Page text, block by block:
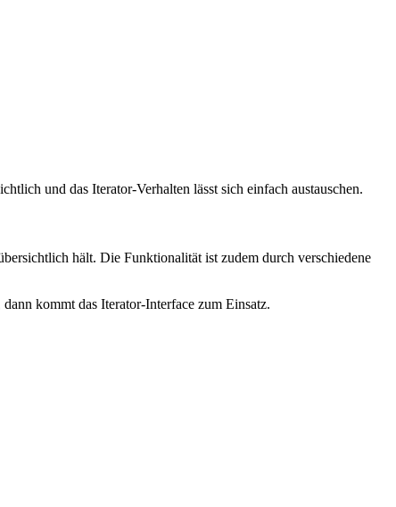
und das Iterator-Verhalten lässt sich einfach austauschen.
hält. Die Funktionalität ist zudem durch verschiedene
kommt das Iterator-Interface zum Einsatz.